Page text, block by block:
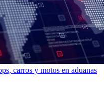
carros y motos en aduanas